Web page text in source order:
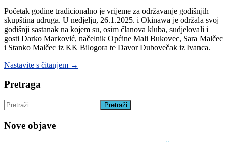
Početak godine tradicionalno je vrijeme za održavanje godišnjih
skupština udruga. U nedjelju, 26.1.2025. i Okinawa je održala svoj
godišnji sastanak na kojem su, osim članova kluba, sudjelovali i
gosti Darko Marković, načelnik Općine Mali Bukovec, Sara Malčec
i Stanko Malčec iz KK Bilogora te Davor Dubovečak iz Ivanca.
Nastavite s čitanjem “Održana
nas
je
→
Pretraga
Pretraži:
Nove objave